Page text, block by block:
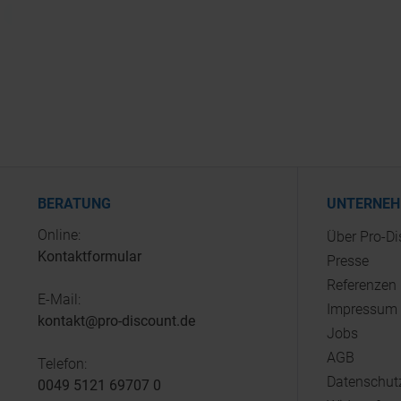
BERATUNG
Online:
Kontaktformular
E-Mail:
kontakt@pro-discount.de
Telefon:
0049 5121 69707 0
Über Pro-
Presse
Referenzen
Impressum
Jobs
AGB